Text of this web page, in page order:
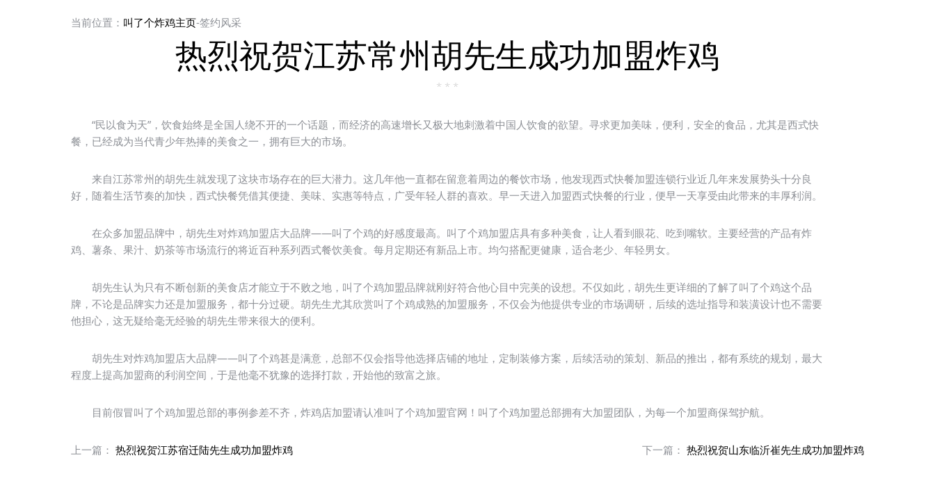
当前位置： 叫了个炸鸡主页-签约风采
热烈祝贺江苏常州胡先生成功加盟炸鸡
* * *
“民以食为天”，饮食始终是全国人绕不开的一个话题，而经济的高速增长又极大地刺激着中国人饮食的欲望。寻求更加美味，便利，安全的食品，尤其是西式快
餐，已经成为当代青少年热捧的美食之一，拥有巨大的市场。
来自江苏常州的胡先生就发现了这块市场存在的巨大潜力。这几年他一直都在留意着周边的餐饮市场，他发现西式快餐加盟连锁行业近几年来发展势头十分良
好，随着生活节奏的加快，西式快餐凭借其便捷、美味、实惠等特点，广受年轻人群的喜欢。早一天进入加盟西式快餐的行业，便早一天享受由此带来的丰厚利润。
在众多加盟品牌中，胡先生对炸鸡加盟店大品牌——叫了个鸡的好感度最高。叫了个鸡加盟店具有多种美食，让人看到眼花、吃到嘴软。主要经营的产品有炸
鸡、薯条、果汁、奶茶等市场流行的将近百种系列西式餐饮美食。每月定期还有新品上市。均匀搭配更健康，适合老少、年轻男女。
胡先生认为只有不断创新的美食店才能立于不败之地，叫了个鸡加盟品牌就刚好符合他心目中完美的设想。不仅如此，胡先生更详细的了解了叫了个鸡这个品
牌，不论是品牌实力还是加盟服务，都十分过硬。胡先生尤其欣赏叫了个鸡成熟的加盟服务，不仅会为他提供专业的市场调研，后续的选址指导和装潢设计也不需要
他担心，这无疑给毫无经验的胡先生带来很大的便利。
胡先生对炸鸡加盟店大品牌——叫了个鸡甚是满意，总部不仅会指导他选择店铺的地址，定制装修方案，后续活动的策划、新品的推出，都有系统的规划，最大
程度上提高加盟商的利润空间，于是他毫不犹豫的选择打款，开始他的致富之旅。
目前假冒叫了个鸡加盟总部的事例参差不齐，炸鸡店加盟请认准叫了个鸡加盟官网！叫了个鸡加盟总部拥有大加盟团队，为每一个加盟商保驾护航。
上一篇： 热烈祝贺江苏宿迁陆先生成功加盟炸鸡 下一篇： 热烈祝贺山东临沂崔先生成功加盟炸鸡